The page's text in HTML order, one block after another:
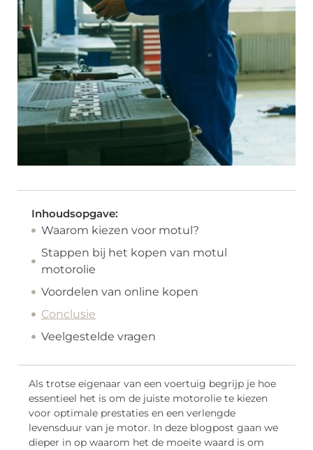
Inhoudsopgave:
Waarom kiezen voor motul?
Stappen bij het kopen van motul
motorolie
Voordelen van online kopen
Conclusie
Veelgestelde vragen
Als trotse eigenaar van een voertuig begrijp je hoe
essentieel het is om de juiste motorolie te kiezen
voor optimale prestaties en een verlengde
levensduur van je motor. In deze blogpost gaan we
dieper in op waarom het de moeite waard is om